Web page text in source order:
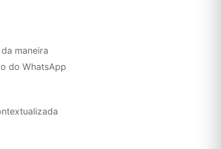
maneira
do WhatsApp